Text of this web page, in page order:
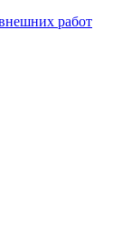
работ